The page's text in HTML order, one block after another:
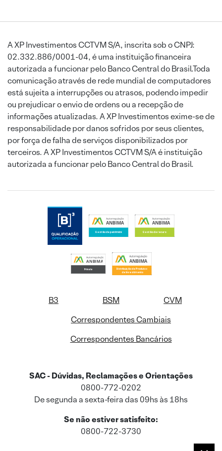
A XP Investimentos CCTVM S/A, inscrita sob o CNPJ:
02.332.886/0001-04, é uma instituição financeira
autorizada a funcionar pelo Banco Central do Brasil.Toda
comunicação através de rede mundial de computadores
está sujeita a interrupções ou atrasos, podendo impedir
ou prejudicar o envio de ordens ou a recepção de
informações atualizadas. A XP Investimentos exime-se de
responsabilidade por danos sofridos por seus clientes,
por força de falha de serviços disponibilizados por
terceiros. A XP Investimentos CCTVM S/A é instituição
autorizada a funcionar pelo Banco Central do Brasil.
B3 BSM
CVM
Correspondentes Cambiais
Correspondentes Bancários
SAC - Dúvidas, Reclamações e Orientações
0800-772-0202
De segunda a sexta-feira das 09hs às 18hs
Se não estiver satisfeito:
0800-722-3730